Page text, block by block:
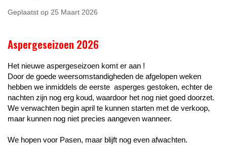
Geplaatst op 25 Maart 2026
Aspergeseizoen 2026
Het nieuwe aspergeseizoen komt er aan !
Door de goede weersomstandigheden de afgelopen weken
hebben we inmiddels de eerste asperges gestoken, echter de
nachten zijn nog erg koud, waardoor het nog niet goed doorzet.
We verwachten begin april te kunnen starten met de verkoop,
maar kunnen nog niet precies aangeven wanneer.
We hopen voor Pasen, maar blijft nog even afwachten.